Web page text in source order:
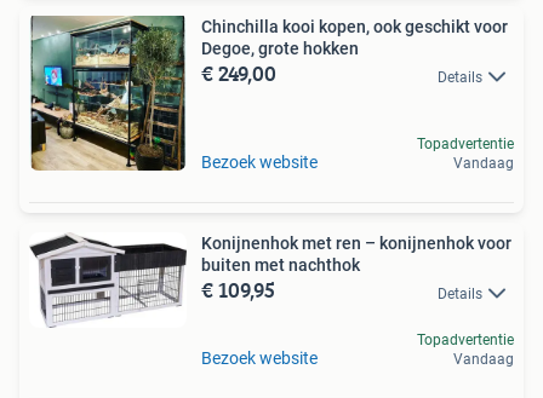
Chinchilla kooi kopen, ook geschikt voor
Degoe, grote hokken
€ 249,00 Details
Bezoek website
Topadvertentie
Vandaag
Konijnenhok met ren – konijnenhok voor
buiten met nachthok
€ 109,95 Details
Bezoek website
Topadvertentie
Vandaag